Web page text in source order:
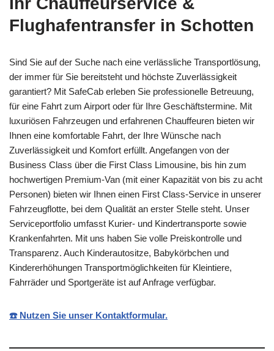
Flughafentransfer in Schotten
Sind Sie auf der Suche nach eine verlässliche Transportlösung,
der immer für Sie bereitsteht und höchste Zuverlässigkeit
garantiert? Mit SafeCab erleben Sie professionelle Betreuung,
für eine Fahrt zum Airport oder für Ihre Geschäftstermine. Mit
luxuriösen Fahrzeugen und erfahrenen Chauffeuren bieten wir
Ihnen eine komfortable Fahrt, der Ihre Wünsche nach
Zuverlässigkeit und Komfort erfüllt. Angefangen von der
Business Class über die First Class Limousine, bis hin zum
hochwertigen Premium-Van (mit einer Kapazität von bis zu acht
Personen) bieten wir Ihnen einen First Class-Service in unserer
Fahrzeugflotte, bei dem Qualität an erster Stelle steht. Unser
Serviceportfolio umfasst Kurier- und Kindertransporte sowie
Krankenfahrten. Mit uns haben Sie volle Preiskontrolle und
Transparenz. Auch Kinderautositze, Babykörbchen und
Kindererhöhungen Transportmöglichkeiten für Kleintiere,
Fahrräder und Sportgeräte ist auf Anfrage verfügbar.
☎️ Nutzen Sie unser Kontaktformular.